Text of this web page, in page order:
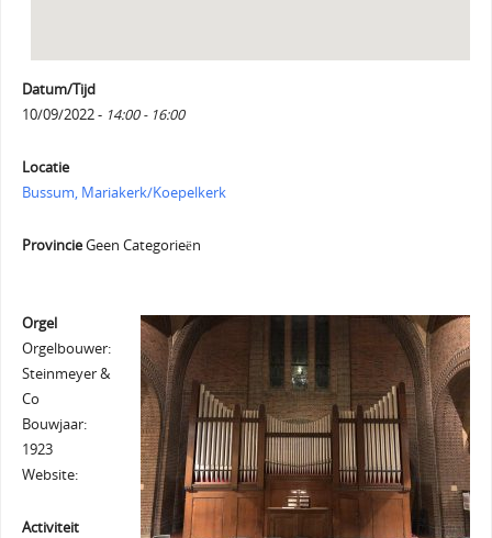
Datum/Tijd
10/09/2022 - 14:00 - 16:00
Locatie
Bussum, Mariakerk/Koepelkerk
ProvincieGeen Categorieën
Orgel
Orgelbouwer:
Steinmeyer &
Co
Bouwjaar:
1923
Website:
Activiteit